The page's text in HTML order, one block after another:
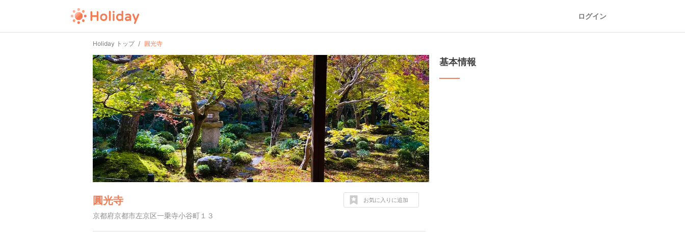
ログイン
Holiday トップ 圓光寺
圓光寺
京都府京都市左京区一乗寺小谷町１３
お気に入りに追加
基本情報